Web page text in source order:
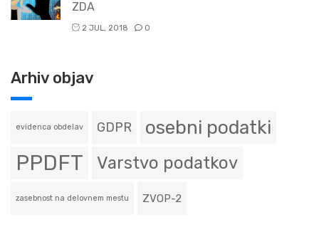
ZDA
2 JUL, 2018 0
Arhiv objav
evidenca obdelav GDPR osebni podatki
PPDFT Varstvo podatkov
zasebnost na delovnem mestu ZVOP-2